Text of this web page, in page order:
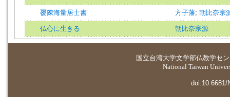
覆陳海量居士書 方子藩; 朝比奈宗
仏心に生きる 朝比奈宗源
国立台湾大学文学部仏教学セ
National Taiwan
doi:10.6681/